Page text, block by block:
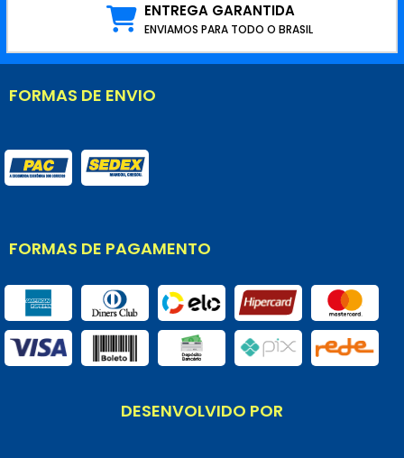
ENTREGA GARANTIDA
ENVIAMOS PARA TODO O BRASIL
FORMAS DE ENVIO
FORMAS DE PAGAMENTO
DESENVOLVIDO POR